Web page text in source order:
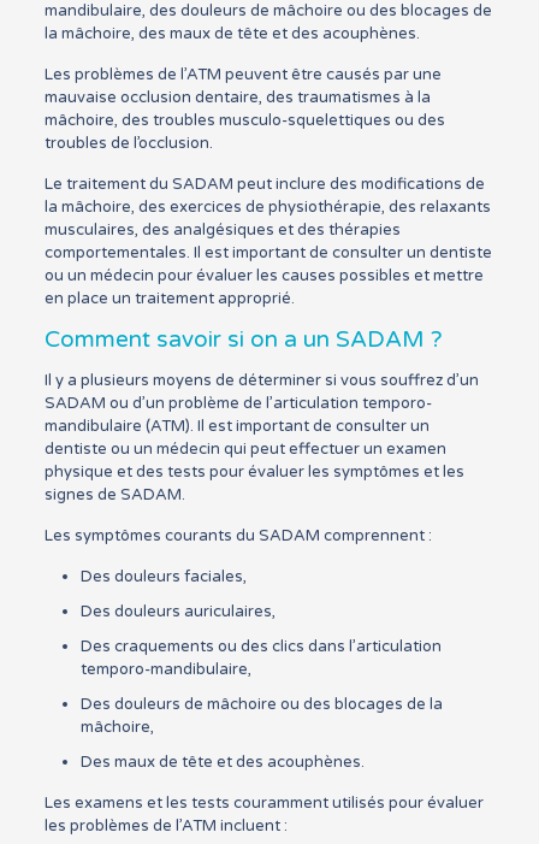
mandibulaire, des douleurs de mâchoire ou des blocages de
la mâchoire, des maux de tête et des acouphènes.
Les problèmes de l’ATM peuvent être causés par une
mauvaise occlusion dentaire, des traumatismes à la
mâchoire, des troubles musculo-squelettiques ou des
troubles de l’occlusion.
Le traitement du SADAM peut inclure des modifications de
la mâchoire, des exercices de physiothérapie, des relaxants
musculaires, des analgésiques et des thérapies
comportementales. Il est important de consulter un dentiste
ou un médecin pour évaluer les causes possibles et mettre
en place un traitement approprié.
Comment savoir si on a un SADAM ?
Il y a plusieurs moyens de déterminer si vous souffrez d’un
SADAM ou d’un problème de l’articulation temporo-
mandibulaire (ATM). Il est important de consulter un
dentiste ou un médecin qui peut effectuer un examen
physique et des tests pour évaluer les symptômes et les
signes de SADAM.
Les symptômes courants du SADAM comprennent :
Des douleurs faciales,
Des douleurs auriculaires,
Des craquements ou des clics dans l’articulation
temporo-mandibulaire,
Des douleurs de mâchoire ou des blocages de la
mâchoire,
Des maux de tête et des acouphènes.
Les examens et les tests couramment utilisés pour évaluer
les problèmes de l’ATM incluent :